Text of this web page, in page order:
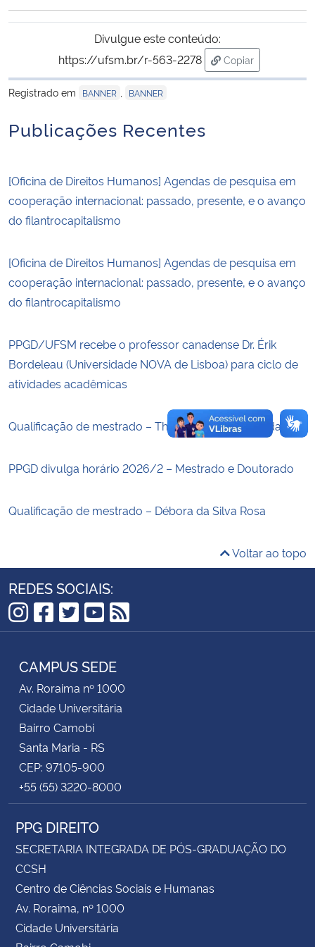
Ministério da Cidadania
Ministério de Minas e Energia
Ministério da Ciência, Tecnologia, Inovações e Comunicações
Ministério do Turismo
Ministério da Mulher, da Família e dos Direitos Humanos
Secretaria-Geral
Secretaria de Governo
Gabinete de Segurança Institucional
Divulgue este conteúdo:
https://ufsm.br/r-563-2278
Copiar
para área de
Registrado em
BANNER BANNER
Publicações Recentes
[Oficina de Direitos Humanos] Agendas de pesquisa em
cooperação internacional: passado, presente, e o avanço
do filantrocapitalismo
[Oficina de Direitos Humanos] Agendas de pesquisa em
cooperação internacional: passado, presente, e o avanço
do filantrocapitalismo
PPGD/UFSM recebe o professor canadense Dr. Érik
Bordeleau (Universidade NOVA de Lisboa) para ciclo de
atividades acadêmicas
Qualificação de mestrado – Thiago Tonetto Louzada
PPGD divulga horário 2026/2 – Mestrado e Doutorado
Qualificação de mestrado – Débora da Silva Rosa
Voltar ao topo
REDES SOCIAIS:
Instagram
Facebook
Twitter
YouTube
RSS
CAMPUS SEDE
Av. Roraima nº 1000
Cidade Universitária
Bairro Camobi
Santa Maria - RS
CEP: 97105-900
+55 (55) 3220-8000
PPG DIREITO
SECRETARIA INTEGRADA DE PÓS-GRADUAÇÃO DO
CCSH
Centro de Ciências Sociais e Humanas
Av. Roraima, nº 1000
Cidade Universitária